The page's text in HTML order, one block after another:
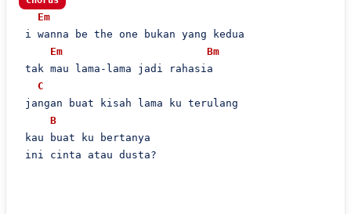
Em
i wanna be the one bukan yang kedua
Em
Bm
tak mau lama-lama jadi rahasia
C
jangan buat kisah lama ku terulang
B
kau buat ku bertanya
ini cinta atau dusta?